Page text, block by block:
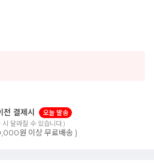
결제시
오늘 발송
시 달라질 수 있습니다.)
원 이상 무료배송 )